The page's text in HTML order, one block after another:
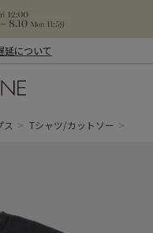
延について
ス Tシャツ/カットソー